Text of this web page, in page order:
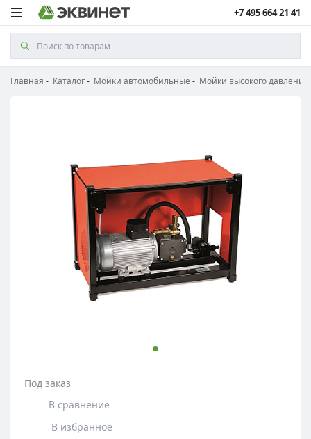
+7 495 664 21 41
Главная Каталог Мойки автомобильные Мойки высокого давления
Под заказ
В сравнение
В избранное